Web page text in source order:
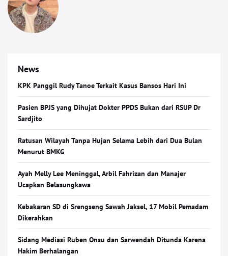
News
KPK Panggil Rudy Tanoe Terkait Kasus Bansos Hari Ini
Pasien BPJS yang Dihujat Dokter PPDS Bukan dari RSUP Dr
Sardjito
Ratusan Wilayah Tanpa Hujan Selama Lebih dari Dua Bulan
Menurut BMKG
Ayah Melly Lee Meninggal, Arbil Fahrizan dan Manajer
Ucapkan Belasungkawa
Kebakaran SD di Srengseng Sawah Jaksel, 17 Mobil Pemadam
Dikerahkan
Sidang Mediasi Ruben Onsu dan Sarwendah Ditunda Karena
Hakim Berhalangan